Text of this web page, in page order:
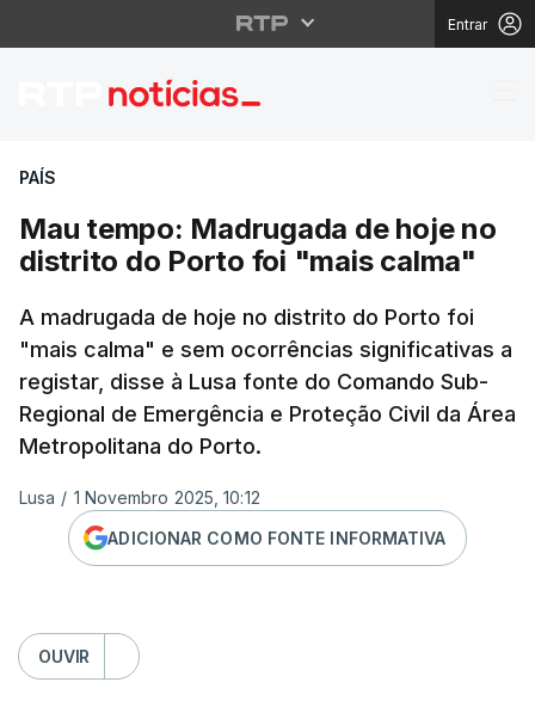
Entrar
Mau tempo:
PAÍS
Mau tempo: Madrugada de hoje no
distrito do Porto foi "mais calma"
A madrugada de hoje no distrito do Porto foi
"mais calma" e sem ocorrências significativas a
registar, disse à Lusa fonte do Comando Sub-
Regional de Emergência e Proteção Civil da Área
Metropolitana do Porto.
Lusa / 1 Novembro 2025, 10:12
ADICIONAR COMO FONTE INFORMATIVA
OUVIR